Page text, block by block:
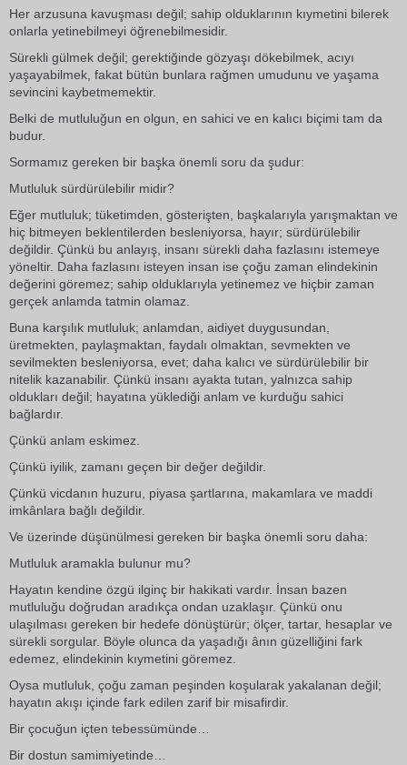
Her arzusuna kavuşması değil; sahip olduklarının kıymetini bilerek
onlarla yetinebilmeyi öğrenebilmesidir.
Sürekli gülmek değil; gerektiğinde gözyaşı dökebilmek, acıyı
yaşayabilmek, fakat bütün bunlara rağmen umudunu ve yaşama
sevincini kaybetmemektir.
Belki de mutluluğun en olgun, en sahici ve en kalıcı biçimi tam da
budur.
Sormamız gereken bir başka önemli soru da şudur:
Mutluluk sürdürülebilir midir?
Eğer mutluluk; tüketimden, gösterişten, başkalarıyla yarışmaktan ve
hiç bitmeyen beklentilerden besleniyorsa, hayır; sürdürülebilir
değildir. Çünkü bu anlayış, insanı sürekli daha fazlasını istemeye
yöneltir. Daha fazlasını isteyen insan ise çoğu zaman elindekinin
değerini göremez; sahip olduklarıyla yetinemez ve hiçbir zaman
gerçek anlamda tatmin olamaz.
Buna karşılık mutluluk; anlamdan, aidiyet duygusundan,
üretmekten, paylaşmaktan, faydalı olmaktan, sevmekten ve
sevilmekten besleniyorsa, evet; daha kalıcı ve sürdürülebilir bir
nitelik kazanabilir. Çünkü insanı ayakta tutan, yalnızca sahip
oldukları değil; hayatına yüklediği anlam ve kurduğu sahici
bağlardır.
Çünkü anlam eskimez.
Çünkü iyilik, zamanı geçen bir değer değildir.
Çünkü vicdanın huzuru, piyasa şartlarına, makamlara ve maddi
imkânlara bağlı değildir.
Ve üzerinde düşünülmesi gereken bir başka önemli soru daha:
Mutluluk aramakla bulunur mu?
Hayatın kendine özgü ilginç bir hakikati vardır. İnsan bazen
mutluluğu doğrudan aradıkça ondan uzaklaşır. Çünkü onu
ulaşılması gereken bir hedefe dönüştürür; ölçer, tartar, hesaplar ve
sürekli sorgular. Böyle olunca da yaşadığı ânın güzelliğini fark
edemez, elindekinin kıymetini göremez.
Oysa mutluluk, çoğu zaman peşinden koşularak yakalanan değil;
hayatın akışı içinde fark edilen zarif bir misafirdir.
Bir çocuğun içten tebessümünde…
Bir dostun samimiyetinde…